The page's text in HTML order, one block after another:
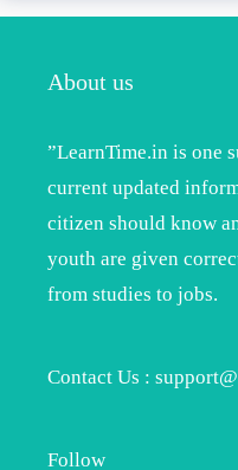
About us
”LearnTime.in is one
current updated
citizen should know
youth are given
from studies to jobs.
Contact Us :
Follow